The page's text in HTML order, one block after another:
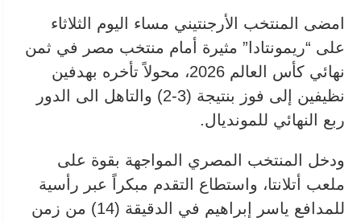
امضى المنتخب الأرجنتيني مساء اليوم الثلاثاء
على “ريمونتادا” مثيرة أمام منتخب مصر في ثمن
نهائي كأس العالم 2026، محولاً تأخره بهدفين
نظيفين إلى فوز بنتيجة (3-2) والتاهل الى الدور
ربع النهائي للمونديال.
ودخل المنتخب المصري المواجهة بقوة على
ملعب أتلانتا، واستطاع التقدم مبكراً عبر رأسية
للمدافع ياسر إبراهيم في الدقيقة (14) من زمن